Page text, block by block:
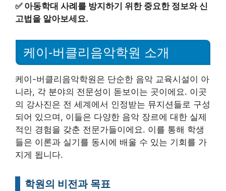
✅ 아동학대 사례를 방지하기 위한 중요한 정보와 신
고법을 알아보세요.
케이-버클리음악학원 소개
케이-버클리음악학원은 단순한 음악 교육시설이 아
니라, 각 분야의 전문성이 돋보이는 곳이에요. 이곳
의 강사진은 전 세계에서 인정받는 뮤지션들로 구성
되어 있으며, 이들은 다양한 음악 장르에 대한 실제
적인 경험을 갖춘 전문가들이에요. 이를 통해 학생
들은 이론과 실기를 동시에 배울 수 있는 기회를 가
지게 됩니다.
학원의 비전과 목표